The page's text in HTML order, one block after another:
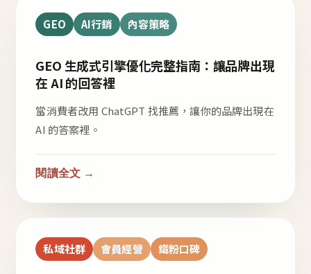
GEO AI行銷 內容策略
GEO 生成式引擎優化完整指南：讓品牌出現
在 AI 的回答裡
當消費者改用 ChatGPT 找推薦，讓你的品牌出現在
AI 的答案裡。
閱讀全文 →
私域社群 會員經營 鐵粉口碑